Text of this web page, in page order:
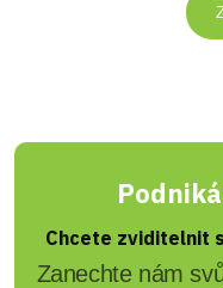
Chcete zviditelnit
Zanechte nám